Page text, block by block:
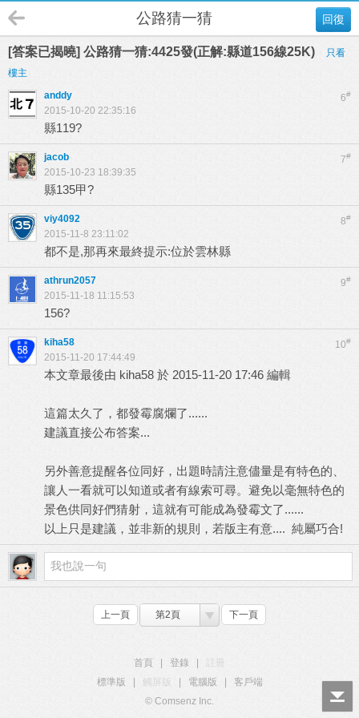
回復
公路猜一猜
[答案已揭曉] 公路猜一猜:4425發(正解:縣道156線25K)
只看
樓主
6#
anddy
2015-10-20 22:35:16
縣119?
7#
jacob
2015-10-23 18:39:35
縣135甲?
8#
viy4092
2015-11-8 23:11:02
都不是,那再來最終提示:位於雲林縣
9#
athrun2057
2015-11-18 11:15:53
156?
10#
kiha58
2015-11-20 17:44:49
本文章最後由 kiha58 於 2015-11-20 17:46 編輯
這篇太久了，都發霉腐爛了......
建議直接公布答案...
另外善意提醒各位同好，出題時請注意儘量是有特色的、
讓人一看就可以知道或者有線索可尋。避免以毫無特色的
景色供同好們猜射，這就有可能成為發霉文了......
以上只是建議，並非新的規則，若版主有意.... 純屬巧合!
上一頁 第2頁 下一頁
首頁 登錄
標準版
電腦版
客戶端
© Comsenz Inc.